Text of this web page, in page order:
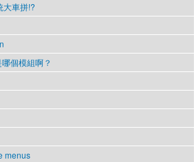
大車拼!?
個模組啊？
menus